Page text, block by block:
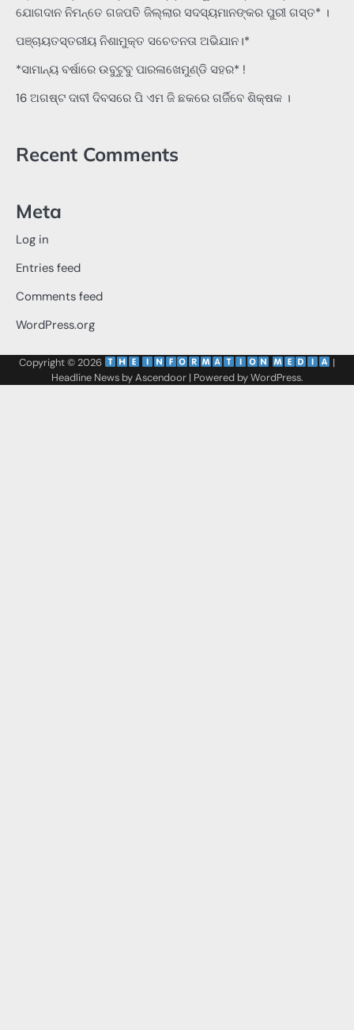
ଯୋଗଦାନ ନିମନ୍ତେ ଗଜପତି ଜିଲ୍ଲାର ସଦସ୍ୟମାନଙ୍କର ପୁରୀ ଗସ୍ତ* ।
ପଞ୍ଚାୟତସ୍ତରୀୟ ନିଶାମୁକ୍ତ ସଚେତନତା ଅଭିଯାନ।*
*ସାମାନ୍ୟ ବର୍ଷାରେ ଉବୁଟୁବୁ ପାରଳାଖେମୁଣ୍ଡି ସହର* !
16 ଅଗଷ୍ଟ ଦାବୀ ଦିବସରେ ପି ଏମ ଜି ଛକରେ ଗର୍ଜିବେ ଶିକ୍ଷକ ।
Recent Comments
Meta
Log in
Entries feed
Comments feed
WordPress.org
Copyright © 2026
|
Headline News byAscendoor| Powered byWordPress.